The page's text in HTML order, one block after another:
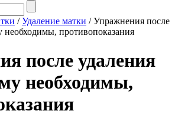
/Удаление матки /Упражнения после
необходимы, противопоказания
после удаления
необходимы,